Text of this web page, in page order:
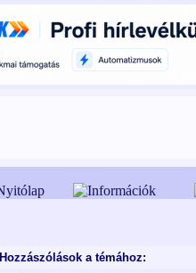
Hozzászólások a témához: